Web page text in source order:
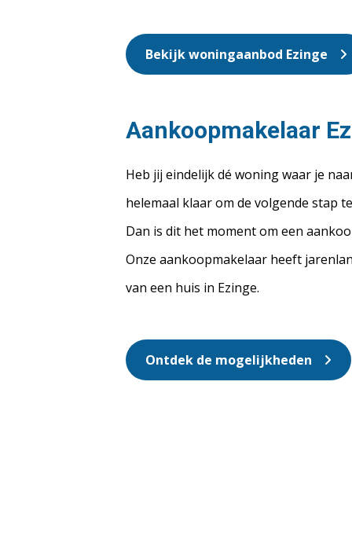
Bekijk woningaanbod Ezinge
Aankoopmakelaar
Heb jij eindelijk dé woning waar je
helemaal klaar om de volgende stap
Dan is dit het moment om een
Onze aankoopmakelaar heeft
van een huis in Ezinge.
Ontdek de mogelijkheden